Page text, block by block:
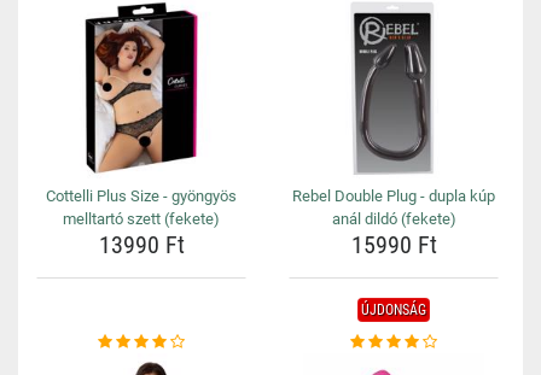
Cottelli Plus Size - gyöngyös
melltartó szett (fekete)
13990 Ft
Rebel Double Plug - dupla kúp
anál dildó (fekete)
15990 Ft
ÚJDONSÁG